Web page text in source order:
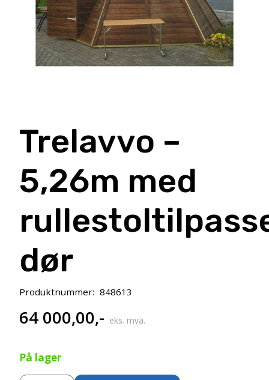
Trelavvo –
5,26m med
dør
Produktnummer: 848613
64 000,00,- eks. mva.
På lager